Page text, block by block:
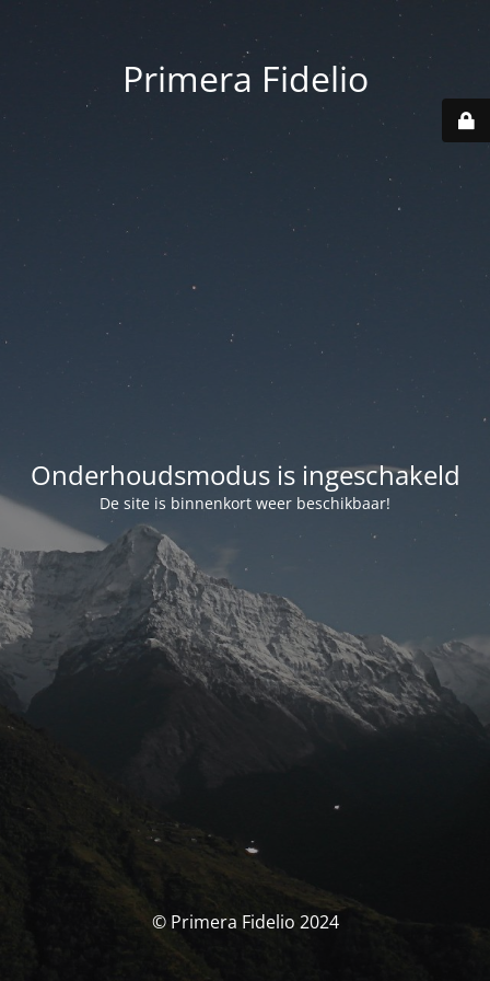
Primera Fidelio
Onderhoudsmodus is ingeschakeld
De site is binnenkort weer beschikbaar!
© Primera Fidelio 2024